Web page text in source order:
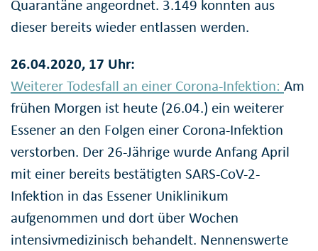
Quarantäne angeordnet. 3.149 konnten aus
dieser bereits wieder entlassen werden.
26.04.2020, 17 Uhr:
Weiterer Todesfall an einer Corona-Infektion: Am
frühen Morgen ist heute (26.04.) ein weiterer
Essener an den Folgen einer Corona-Infektion
verstorben. Der 26-Jährige wurde Anfang April
mit einer bereits bestätigten SARS-CoV-2-
Infektion in das Essener Uniklinikum
aufgenommen und dort über Wochen
intensivmedizinisch behandelt. Nennenswerte